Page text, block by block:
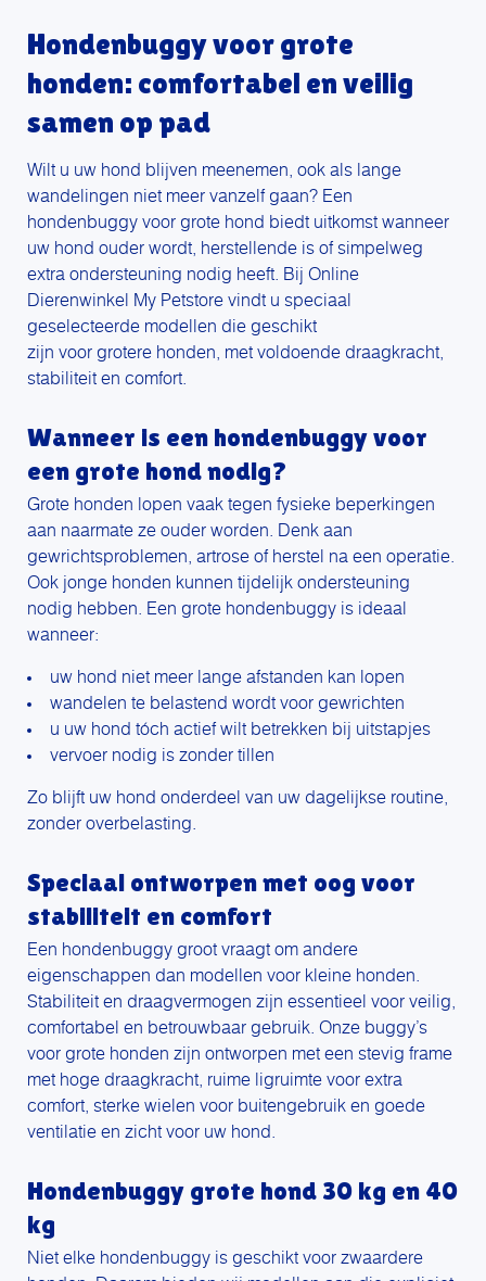
Hondenbuggy voor grote
honden: comfortabel en veilig
samen op pad
Wilt u uw hond blijven meenemen, ook als lange
wandelingen niet meer vanzelf gaan? Een
hondenbuggy voor grote hond biedt uitkomst wanneer
uw hond ouder wordt, herstellende is of simpelweg
extra ondersteuning nodig heeft. Bij Online
Dierenwinkel My Petstore vindt u speciaal
geselecteerde modellen die geschikt
zijn voor grotere honden, met voldoende draagkracht,
stabiliteit en comfort.
Wanneer is een hondenbuggy voor
een grote hond nodig?
Grote honden lopen vaak tegen fysieke beperkingen
aan naarmate ze ouder worden. Denk aan
gewrichtsproblemen, artrose of herstel na een operatie.
Ook jonge honden kunnen tijdelijk ondersteuning
nodig hebben. Een grote hondenbuggy is ideaal
wanneer:
uw hond niet meer lange afstanden kan lopen
wandelen te belastend wordt voor gewrichten
u uw hond tóch actief wilt betrekken bij uitstapjes
vervoer nodig is zonder tillen
Zo blijft uw hond onderdeel van uw dagelijkse routine,
zonder overbelasting.
Speciaal ontworpen met oog voor
stabiliteit en comfort
Een hondenbuggy groot vraagt om andere
eigenschappen dan modellen voor kleine honden.
Stabiliteit en draagvermogen zijn essentieel voor veilig,
comfortabel en betrouwbaar gebruik. Onze buggy’s
voor grote honden zijn ontworpen met een stevig frame
met hoge draagkracht, ruime ligruimte voor extra
comfort, sterke wielen voor buitengebruik en goede
ventilatie en zicht voor uw hond.
Hondenbuggy grote hond 30 kg en 40
kg
Niet elke hondenbuggy is geschikt voor zwaardere